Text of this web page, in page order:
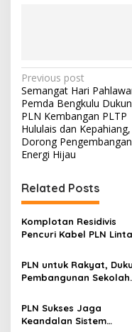
P
o
s
t
n
a
v
i
g
a
t
i
o
Previous post
Semangat Hari
Pemda Bengkulu
PLN Kembangan PLTP
Hululais dan Kepahiang,
Dorong Pengembangan
Energi Hijau
Related Posts
Komplotan Residivis
Pencuri Kabel PLN
Gresik
PLN untuk Rakyat,
Pembangunan Sekolah
Kabupaten Gresik
PLN Sukses Jaga
Keandalan Sistem